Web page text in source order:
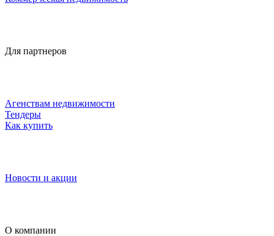
Для партнеров
Агенствам недвижимости
Тендеры
Как купить
Новости и акции
О компании